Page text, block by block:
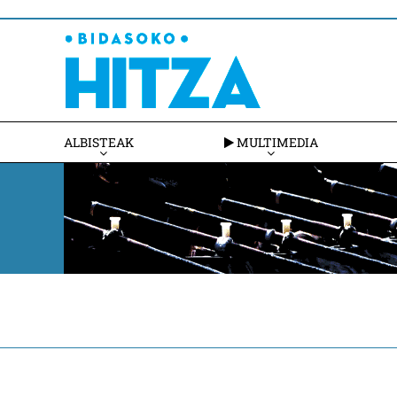
ALBISTEAK MULTIMEDIA